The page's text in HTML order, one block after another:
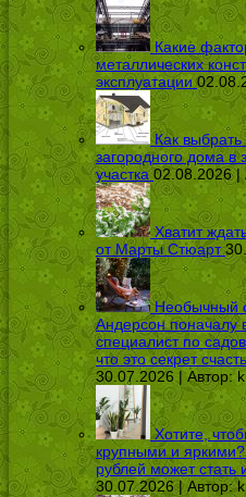
Какие
металлических
эксплуатации
Как выбрать
загородного дома в
участка 02.08.2026 |
Хватит
от Марты Стюарт
Необычный
Андерсон поначалу
специалист по
что это секрет
30.07.2026 | Автор:
Хотите,
крупными и
рублей может
30.07.2026 | Автор: